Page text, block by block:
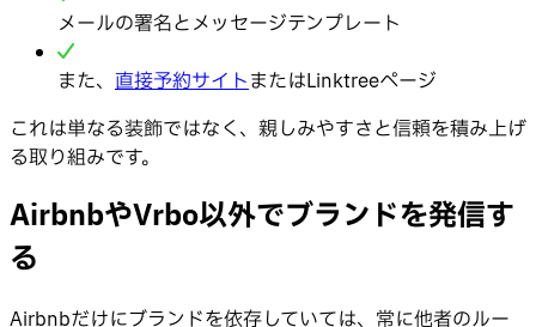
メールの署名とメッセージテンプレート
また、 直接予約サイトまたはLinktreeページ
これは単なる装飾ではなく、親しみやすさと信頼を積み上げ
る取り組みです。
AirbnbやVrbo以外でブランドを発信す
る
Airbnbだけにブランドを依存していては、常に他者のルー